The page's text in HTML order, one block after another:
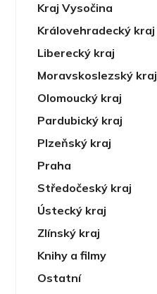
Kraj Vysočina
Královehradecký kraj
Liberecký kraj
Moravskoslezský kraj
Olomoucký kraj
Pardubický kraj
Plzeňský kraj
Praha
Středočeský kraj
Ústecký kraj
Zlínský kraj
Knihy a filmy
Ostatní